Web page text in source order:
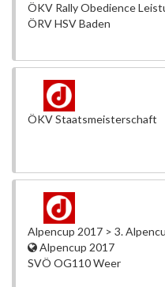
ÖKV Rally Obedience
ÖRV HSV Baden
ÖKV Staatsmeisterschaft
Alpencup 2017 > 3.
Alpencup 2017
SVÖ OG110 Weer